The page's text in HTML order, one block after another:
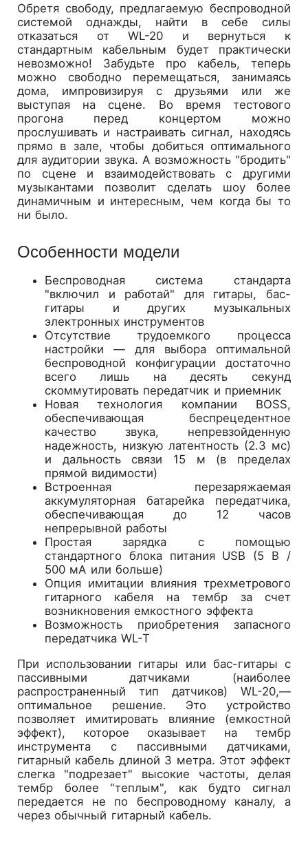
Обретя свободу, предлагаемую беспроводной
системой однажды, найти в себе силы
отказаться от WL-20 и вернуться к
стандартным кабельным будет практически
невозможно! Забудьте про кабель, теперь
можно свободно перемещаться, занимаясь
дома, импровизируя с друзьями или же
выступая на сцене. Во время тестового
прогона перед концертом можно
прослушивать и настраивать сигнал, находясь
прямо в зале, чтобы добиться оптимального
для аудитории звука. А возможность "бродить"
по сцене и взаимодействовать с другими
музыкантами позволит сделать шоу более
динамичным и интересным, чем когда бы то
ни было.
Особенности модели
Беспроводная система стандарта
"включил и работай" для гитары, бас-
гитары и других музыкальных
электронных инструментов
Отсутствие трудоемкого процесса
настройки — для выбора оптимальной
беспроводной конфигурации достаточно
всего лишь на десять секунд
скоммутировать передатчик и приемник
Новая технология компании BOSS,
обеспечивающая беспрецедентное
качество звука, непревзойденную
надежность, низкую латентность (2.3 мс)
и дальность связи 15 м (в пределах
прямой видимости)
Встроенная перезаряжаемая
аккумуляторная батарейка передатчика,
обеспечивающая до 12 часов
непрерывной работы
Простая зарядка с помощью
стандартного блока питания USB (5 В /
500 мА или больше)
Опция имитации влияния трехметрового
гитарного кабеля на тембр за счет
возникновения емкостного эффекта
Возможность приобретения запасного
передатчика WL-T
При использовании гитары или бас-гитары с
пассивными датчиками (наиболее
распространенный тип датчиков) WL-20,—
оптимальное решение. Это устройство
позволяет имитировать влияние (емкостной
эффект), которое оказывает на тембр
инструмента с пассивными датчиками,
гитарный кабель длиной 3 метра. Этот эффект
слегка "подрезает" высокие частоты, делая
тембр более "теплым", как будто сигнал
передается не по беспроводному каналу, а
через обычный гитарный кабель.